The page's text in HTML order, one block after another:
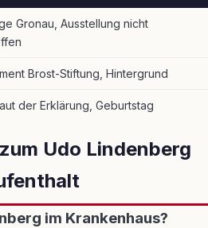
Gronau, Ausstellung nicht
Brost-Stiftung, Hintergrund
der Erklärung, Geburtstag
Udo Lindenberg
im Krankenhaus?